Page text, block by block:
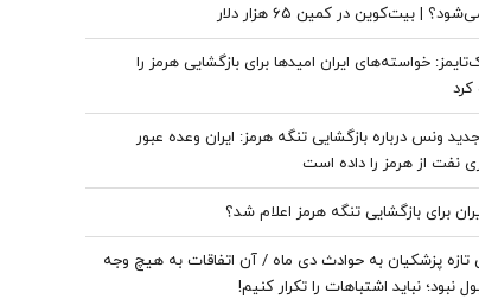
| بیت‌کوین در کمین ۶۵ هزار دلار
خواسته‌های ایران امیدها برای بازگشایی هرمز را
ونس درباره بازگشایی تنگه هرمز: ایران وعده عبور
نفت از هرمز را داده است
برای بازگشایی تنگه هرمز اعلام شد؟
تازه پزشکیان به حوادث دی ماه / آن اتفاقات به هیچ وجه
نبود؛ نباید اشتباهات را تکرار کنیم!